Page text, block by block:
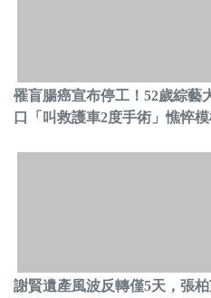
罹盲腸癌宣布停工！52歲綜藝
口「叫救護車2度手術」憔悴
謝賢遺產風波反轉僅5天，張